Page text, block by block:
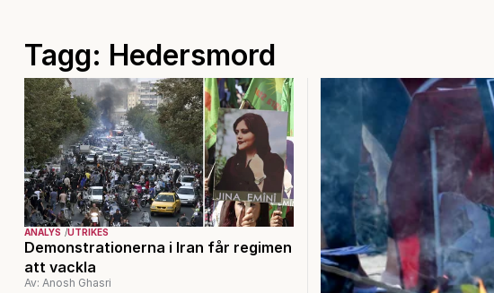
Tagg: Hedersmord
ANALYS UTRIKES
Demonstrationerna i Iran får regimen
att vackla
Av: Anosh Ghasri